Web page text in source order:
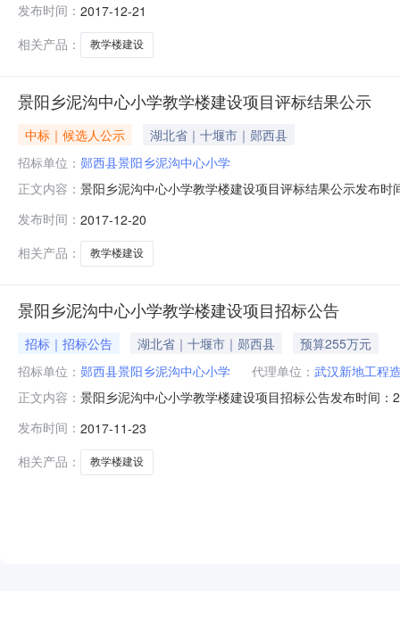
告，2017年12月20日在郧西县公共资源交易中心（八楼
评标结果，
发布时间： 2017-12-21
相关产品：
教学楼建设
景阳乡泥沟中心小学教学楼建设项目评标结果公示
中标｜候选人公示
湖北省｜十堰市｜郧西县
招标单位： 郧西县景阳乡泥沟中心小学
正文内容： 景阳乡泥沟中心小学教学楼建设项目评标结果公示发布
告，2017年12月20日在郧西县公共资源交易中心（八楼
评标结果，
发布时间： 2017-12-20
相关产品：
教学楼建设
景阳乡泥沟中心小学教学楼建设项目招标公告
招标｜招标公告 湖北省｜十堰市｜郧西县
预算255万元
招标单位： 郧西县景阳乡泥沟中心小学 代理单位： 武汉新地工程
正文内容： 景阳乡泥沟中心小学教学楼建设项目招标公告发布时间
标人为郧西县景阳乡泥沟中心小学，招标代理机构为武
郧西县景阳乡2.2
发布时间： 2017-11-23
相关产品：
教学楼建设